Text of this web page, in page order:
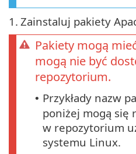
1. Zainstaluj pakiety
Pakiety mogą
mogą nie być
repozytorium.
• Przykłady nazw
poniżej mogą się
w repozytorium
systemu Linux.